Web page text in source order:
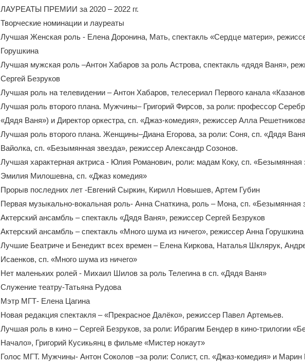
ЛАУРЕАТЫ ПРЕМИИ за 2020 – 2022 гг.
Творческие номинации и лауреаты
Лучшая Женская роль - Елена Доронина, Мать, спектакль «Сердце матери»,
Горушкина
Лучшая мужская роль –Антон Хабаров за роль Астрова, спектакль «дядя Ваня»,
Сергей Безруков
Лучшая роль на телевидении – Антон Хабаров, телесериал Первого канала
Лучшая роль второго плана. Мужчины– Григорий Фирсов, за роли: профессор
«Дядя Ваня») и Директор оркестра, сп. «Джаз-комедия», режиссер Алла
Лучшая роль второго плана. Женщины–Диана Егорова, за роли: Соня, сп. «Дядя
Вайолка, сп. «Безымянная звезда», режиссер Александр Созонов.
Лучшая характерная актриса - Юлия Романович, роли: мадам Коку, сп. «Безымянная
Эмилия Милошевна, сп. «Джаз комедия»
Прорыв последних лет -Евгений Сыркин, Кирилл Новышев, Артем Губин
Первая музыкально-вокальная роль- Анна Снаткина, роль – Мона, сп. «Безымянная
Актерский ансамбль – спектакль «Дядя Ваня», режиссер Сергей Безруков
Актерский ансамбль – спектакль «Много шума из ничего», режиссер Анна Горушкина
Лучшие Беатриче и Бенедикт всех времен – Елена Киркова, Наталья Шклярук,
Исаенков, сп. «Много шума из ничего»
Нет маленьких ролей - Михаил Шилов за роль Телегина в сп. «Дядя Ваня»
Служение театру-Татьяна Рудова
Мэтр МГТ- Елена Цагина
Новая редакция спектакля – «Прекрасное Далёко», режиссер Павел Артемьев.
Лучшая роль в кино – Сергей Безруков, за роли: Ибрагим Бендер в кино-трилогии
Начало», Григорий Кусикьянц в фильме «Мистер нокаут»
Голос МГТ. Мужчины- Антон Соколов –за роли: Солист, сп. «Джаз-комедия» и